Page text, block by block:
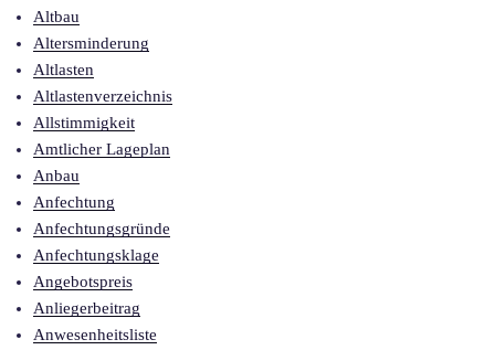
Altbau
Altersminderung
Altlasten
Altlastenverzeichnis
Allstimmigkeit
Amtlicher Lageplan
Anbau
Anfechtung
Anfechtungsgründe
Anfechtungsklage
Angebotspreis
Anliegerbeitrag
Anwesenheitsliste